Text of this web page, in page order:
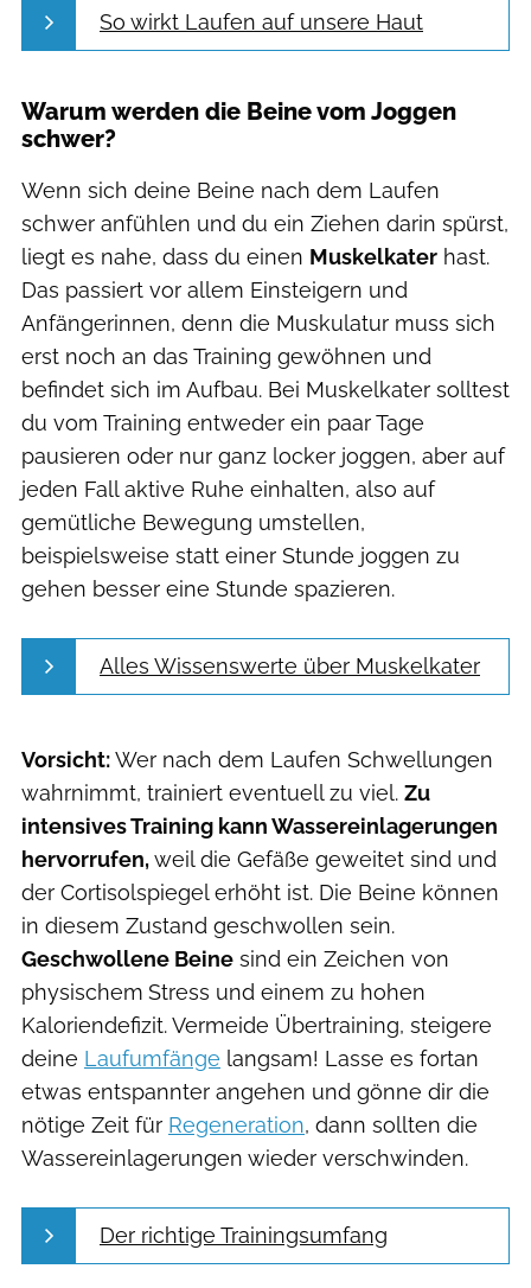
So wirkt Laufen auf unsere Haut
Warum werden die Beine vom Joggen
schwer?
Wenn sich deine Beine nach dem Laufen
schwer anfühlen und du ein Ziehen darin spürst,
liegt es nahe, dass du einen Muskelkater hast.
Das passiert vor allem Einsteigern und
Anfängerinnen, denn die Muskulatur muss sich
erst noch an das Training gewöhnen und
befindet sich im Aufbau. Bei Muskelkater solltest
du vom Training entweder ein paar Tage
pausieren oder nur ganz locker joggen, aber auf
jeden Fall aktive Ruhe einhalten, also auf
gemütliche Bewegung umstellen,
beispielsweise statt einer Stunde joggen zu
gehen besser eine Stunde spazieren.
Alles Wissenswerte über Muskelkater
Vorsicht:Wer nach dem Laufen Schwellungen
wahrnimmt, trainiert eventuell zu viel. Zu
intensives Training kann Wassereinlagerungen
hervorrufen,weil die Gefäße geweitet sind und
der Cortisolspiegel erhöht ist. Die Beine können
in diesem Zustand geschwollen sein.
Geschwollene Beine sind ein Zeichen von
physischem Stress und einem zu hohen
Kaloriendefizit.Vermeide Übertraining, steigere
deine Laufumfänge langsam! Lasse es fortan
etwas entspannter angehen und gönne dir die
nötige Zeit für Regeneration, dann sollten die
Wassereinlagerungen wieder verschwinden.
Der richtige Trainingsumfang